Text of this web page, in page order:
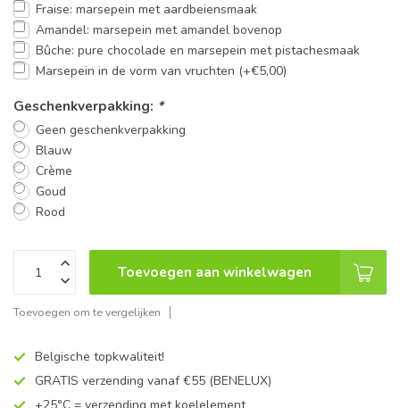
Fraise: marsepein met aardbeiensmaak
Amandel: marsepein met amandel bovenop
Bûche: pure chocolade en marsepein met pistachesmaak
Marsepein in de vorm van vruchten (+€5,00)
Geschenkverpakking: *
Geen geschenkverpakking
Blauw
Crème
Goud
Rood
Toevoegen aan winkelwagen
Toevoegen om te vergelijken
Belgische topkwaliteit!
GRATIS verzending vanaf €55 (BENELUX)